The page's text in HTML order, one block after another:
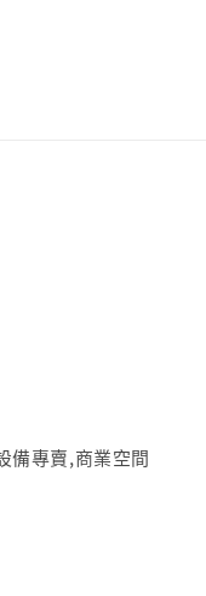
備專賣,商業空間